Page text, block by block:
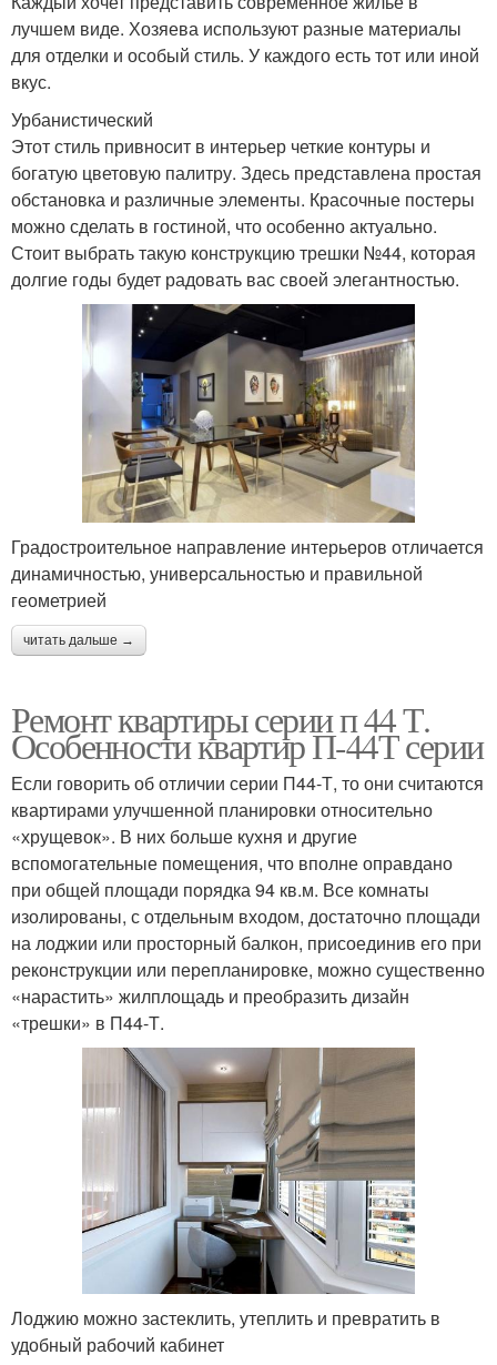
лучшем виде. Хозяева используют разные материалы
для отделки и особый стиль. У каждого есть тот или иной
вкус.
Урбанистический
Этот стиль привносит в интерьер четкие контуры и
богатую цветовую палитру. Здесь представлена ​​простая
обстановка и различные элементы. Красочные постеры
можно сделать в гостиной, что особенно актуально.
Стоит выбрать такую ​​конструкцию трешки №44, которая
долгие годы будет радовать вас своей элегантностью.
Градостроительное направление интерьеров отличается
динамичностью, универсальностью и правильной
геометрией
читать дальше →
Ремонт квартиры серии п 44 Т.
Особенности квартир П-44Т серии
Если говорить об отличии серии П44-Т, то они считаются
квартирами улучшенной планировки относительно
«хрущевок». В них больше кухня и другие
вспомогательные помещения, что вполне оправдано
при общей площади порядка 94 кв.м. Все комнаты
изолированы, с отдельным входом, достаточно площади
на лоджии или просторный балкон, присоединив его при
реконструкции или перепланировке, можно существенно
«нарастить» жилплощадь и преобразить дизайн
«трешки» в П44-Т.
Лоджию можно застеклить, утеплить и превратить в
удобный рабочий кабинет